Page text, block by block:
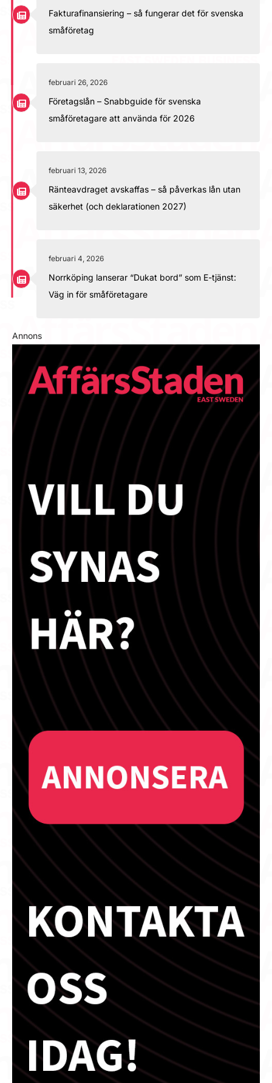
Fakturafinansiering – så fungerar det för svenska
småföretag
februari 26, 2026
Företagslån – Snabbguide för svenska
småföretagare att använda för 2026
februari 13, 2026
Ränteavdraget avskaffas – så påverkas lån utan
säkerhet (och deklarationen 2027)
februari 4, 2026
Norrköping lanserar “Dukat bord” som E-tjänst:
Väg in för småföretagare
Annons